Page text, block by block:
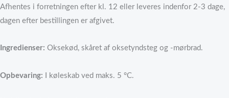
Afhentes i forretningen efter kl. 12 eller leveres indenfor 2-3 dage,
dagen efter bestillingen er afgivet.
Ingredienser: Oksekød, skåret af oksetyndsteg og -mørbrad.
Opbevaring: I køleskab ved maks. 5 °C.